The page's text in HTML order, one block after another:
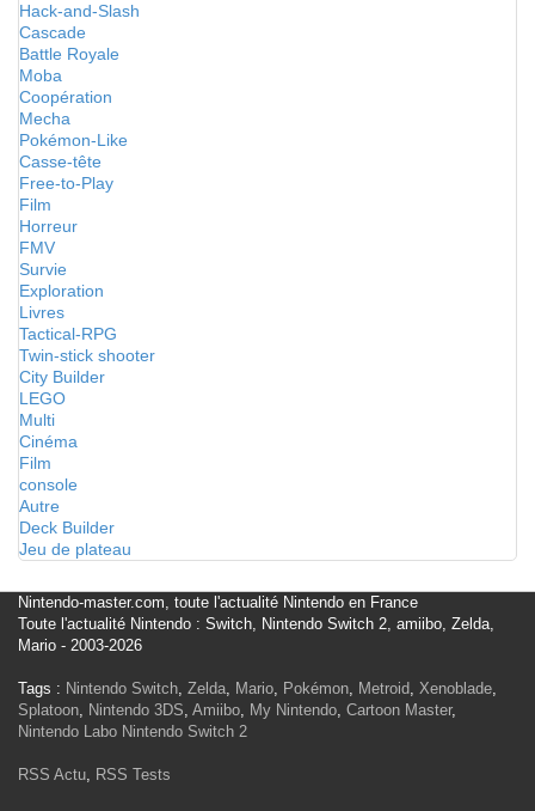
Hack-and-Slash
Cascade
Battle Royale
Moba
Coopération
Mecha
Pokémon-Like
Casse-tête
Free-to-Play
Film
Horreur
FMV
Survie
Exploration
Livres
Tactical-RPG
Twin-stick shooter
City Builder
LEGO
Multi
Cinéma
Film
console
Autre
Deck Builder
Jeu de plateau
Nintendo-master.com, toute l'actualité Nintendo en France
Toute l'actualité Nintendo : Switch, Nintendo Switch 2, amiibo, Zelda,
Mario - 2003-2026
Tags : Nintendo Switch, Zelda, Mario, Pokémon, Metroid, Xenoblade,
Splatoon, Nintendo 3DS, Amiibo, My Nintendo, Cartoon Master,
Nintendo Labo Nintendo Switch 2
RSS Actu, RSS Tests